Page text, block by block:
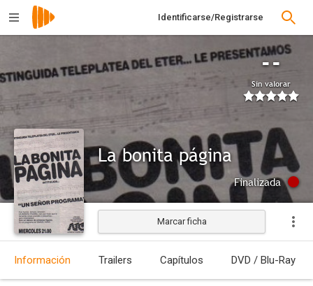
Identificarse/Registrarse
--
Sin valorar
La bonita página
Finalizada
Marcar ficha
Información Trailers Capítulos DVD / Blu-Ray